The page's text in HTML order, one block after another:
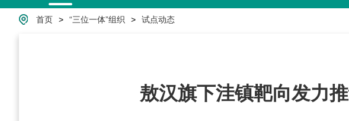
首页 > “三位一体”组织 > 试点动态
敖汉旗下洼镇靶向发力